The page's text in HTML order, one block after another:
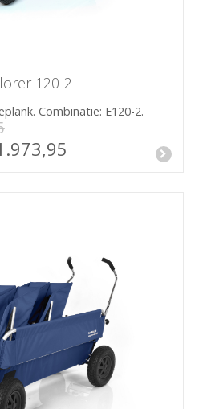
120-2
Combinatie: E120-2.